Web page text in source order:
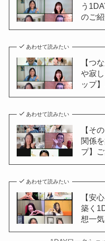
う
のご
あわせて読みたい
【つ
や寂
ップ
あわせて読みたい
【そ
関係
プ】
あわせて読みたい
【安
築く
想一